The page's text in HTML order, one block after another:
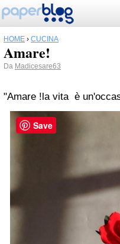
HOME › CUCINA
Amare!
Da Madicesare63
"Amare !la vita è
Save